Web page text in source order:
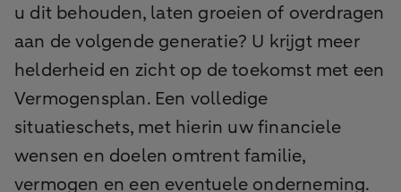
u dit behouden, laten groeien of overdragen
aan de volgende generatie? U krijgt meer
helderheid en zicht op de toekomst met een
Vermogensplan. Een volledige
situatieschets, met hierin uw financiele
wensen en doelen omtrent familie,
vermogen en een eventuele onderneming.